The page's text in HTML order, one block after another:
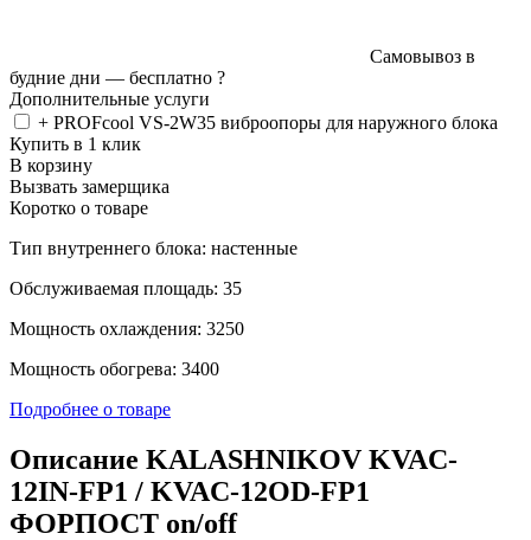
Самовывоз в
будние дни — бесплатно ?
Дополнительные услуги
+ PROFcool VS-2W35 виброопоры для наружного блока
Купить в 1 клик
В корзину
Вызвать замерщика
Коротко о товаре
Тип внутреннего блока: настенные
Обслуживаемая площадь: 35
Мощность охлаждения: 3250
Мощность обогрева: 3400
Подробнее о товаре
Описание KALASHNIKOV KVAC-
12IN-FP1 / KVAC-12OD-FP1
ФОРПОСТ on/off